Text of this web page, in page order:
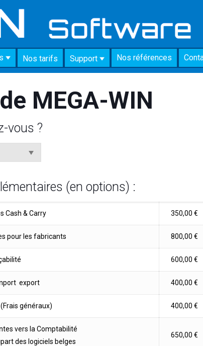
Nos tarifs Support Nos références
MEGA-WIN
vous ?
(en options) :
Cash & Carry 350,00 €
pour les fabricants 800,00 €
600,00 €
 export 400,00 €
généraux) 400,00 €
vers la Comptabilité
des logiciels belges
650,00 €